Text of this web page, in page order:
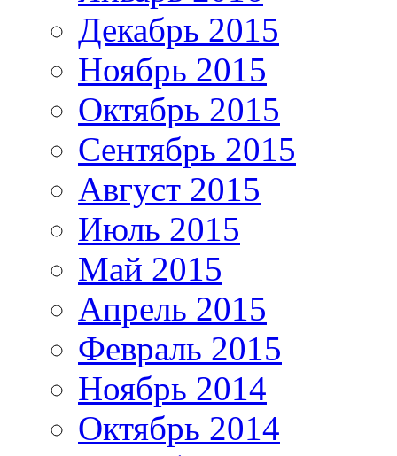
Декабрь 2015
Ноябрь 2015
Октябрь 2015
Сентябрь 2015
Август 2015
Июль 2015
Май 2015
Апрель 2015
Февраль 2015
Ноябрь 2014
Октябрь 2014